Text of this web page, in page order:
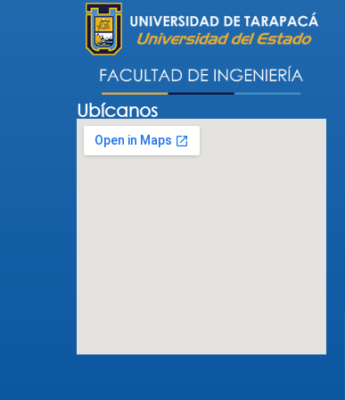
Ubícanos